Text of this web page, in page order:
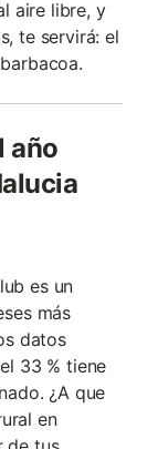
aire libre, y
te servirá: el
año
es un
más
datos
33 % tiene
¿A que
en